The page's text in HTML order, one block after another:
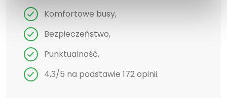
Komfortowe busy,
Bezpieczeństwo,
Punktualność,
4,3/5 na podstawie 172 opinii.